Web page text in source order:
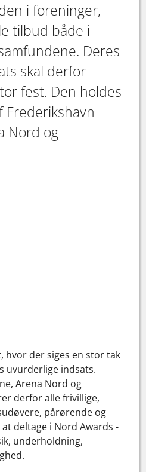
i foreninger,
tilbud både i
Deres
skal derfor
fest. Den holdes
Frederikshavn
Nord og
hvor der siges en stor tak
uvurderlige indsats.
Arena Nord og
derfor alle frivillige,
pårørende og
deltage i Nord Awards -
underholdning,